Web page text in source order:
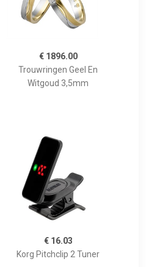
€ 1896.00
Trouwringen Geel En
Witgoud 3,5mm
€ 16.03
Korg Pitchclip 2 Tuner